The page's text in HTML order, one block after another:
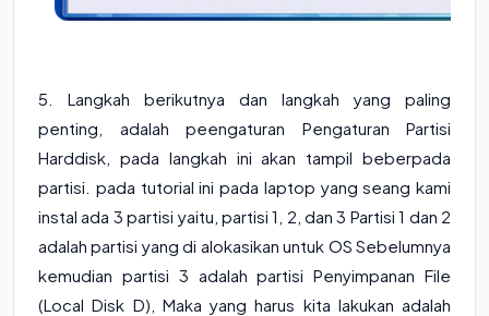
5. Langkah berikutnya dan langkah yang paling
penting, adalah peengaturan Pengaturan Partisi
Harddisk, pada langkah ini akan tampil beberpada
partisi. pada tutorial ini pada laptop yang seang kami
instal ada 3 partisi yaitu, partisi 1, 2, dan 3 Partisi 1 dan 2
adalah partisi yang di alokasikan untuk OS Sebelumnya
kemudian partisi 3 adalah partisi Penyimpanan File
(Local Disk D), Maka yang harus kita lakukan adalah